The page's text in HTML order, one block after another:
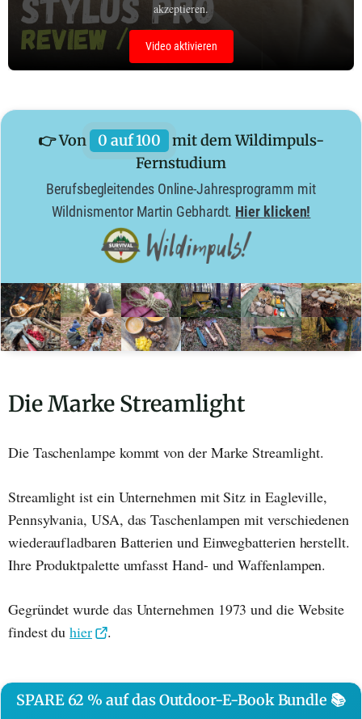
akzeptieren.
Video aktivieren
👉 Von 0 auf 100
mit dem Wildimpuls-
Fernstudium
Berufsbegleitendes Online-Jahresprogramm mit
Wildnismentor Martin Gebhardt. Hier klicken!
Die Marke Streamlight
Die Taschenlampe kommt von der Marke Streamlight.
Streamlight ist ein Unternehmen mit Sitz in Eagleville,
Pennsylvania, USA, das Taschenlampen mit verschiedenen
wiederaufladbaren Batterien und Einwegbatterien herstellt.
Ihre Produktpalette umfasst Hand- und Waffenlampen.
Gegründet wurde das Unternehmen 1973 und die Website
findest duhier .
SPARE 62 % auf das Outdoor-E-Book Bundle 📚